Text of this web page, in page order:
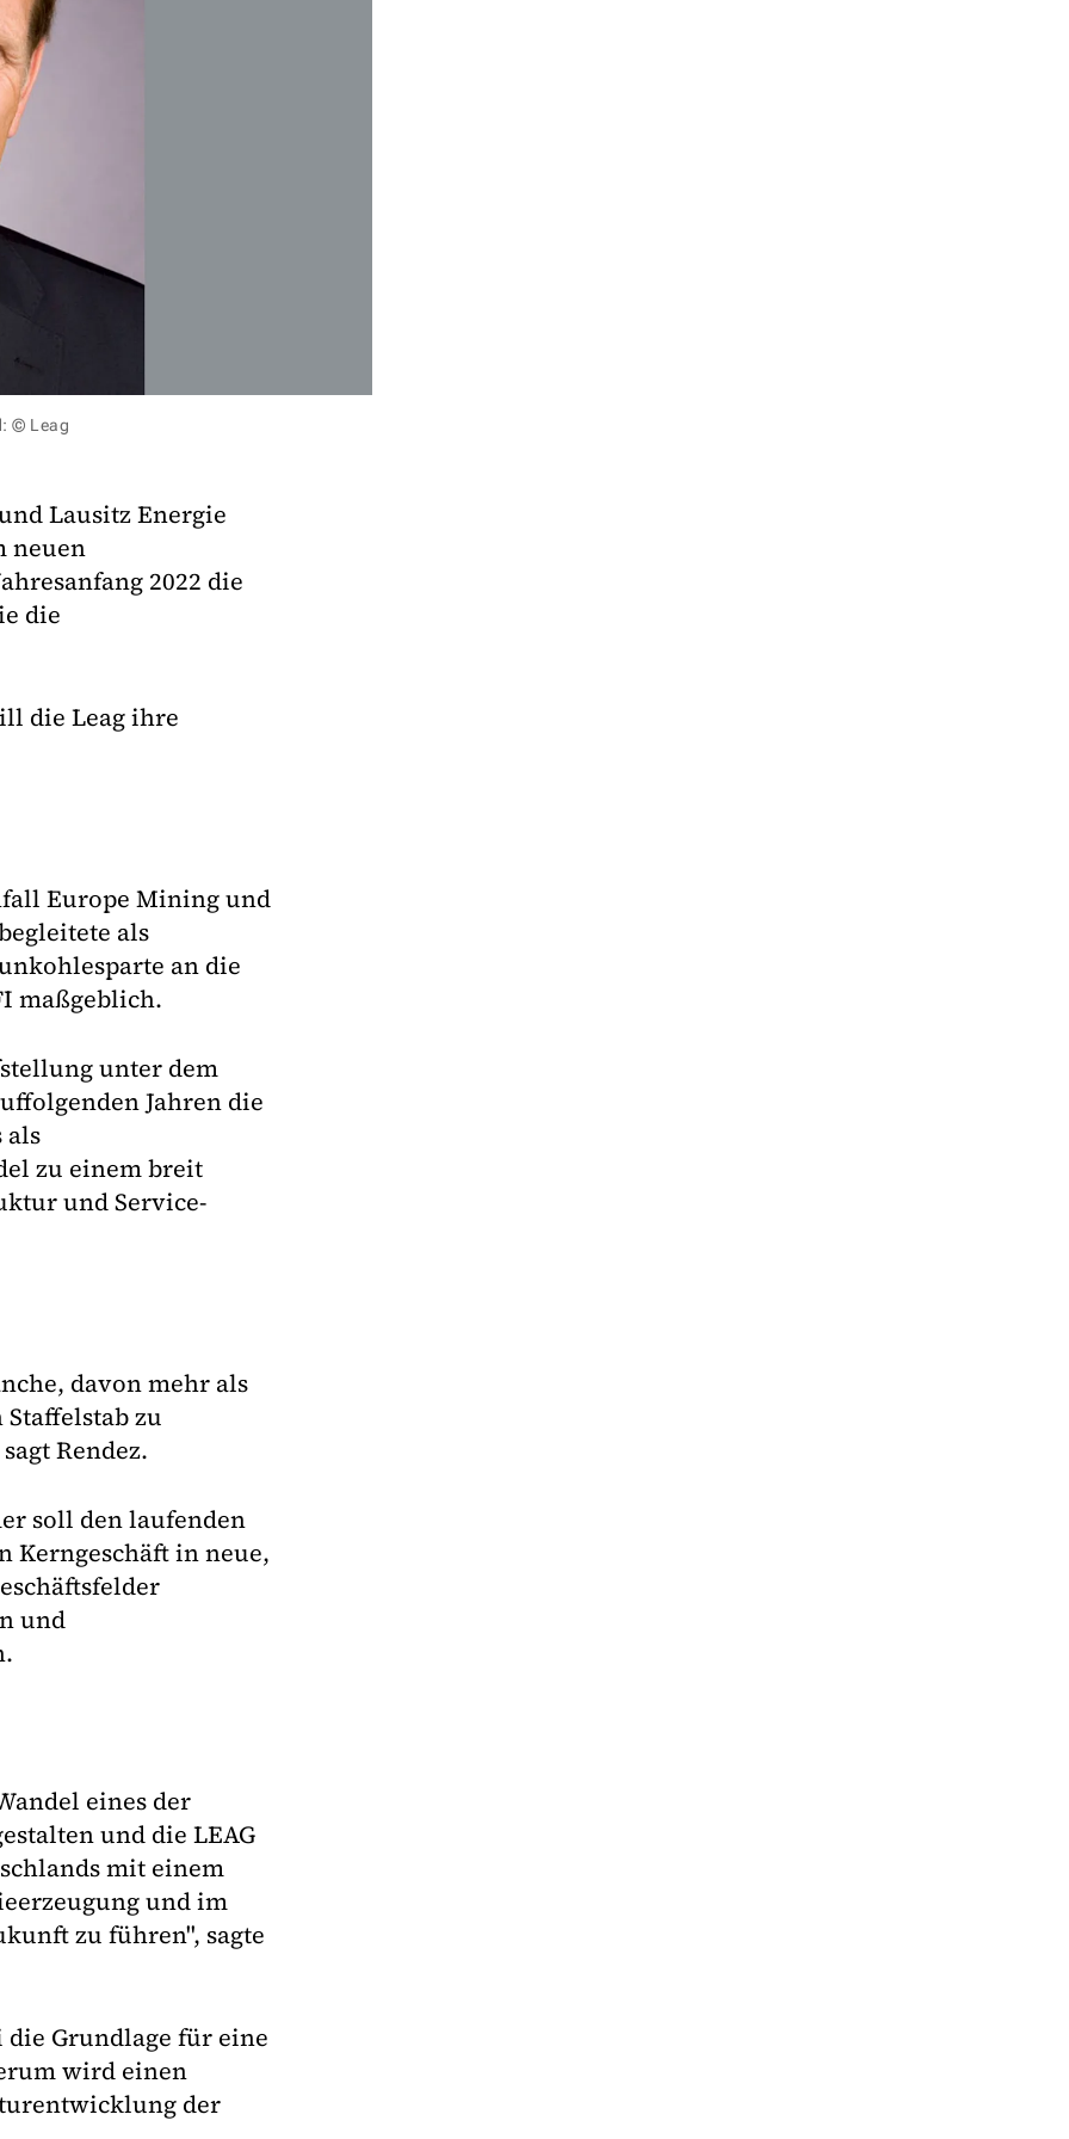
© Leag
Lausitz Energie
neuen
2022 die
die
die Leag ihre
Europe Mining und
als
an die
maßgeblich.
unter dem
Jahren die
als
zu einem breit
und Service-
davon mehr als
Staffelstab zu
Rendez.
soll den laufenden
Kerngeschäft in neue,
und
eines der
und die LEAG
mit einem
und im
zu führen", sagte
Grundlage für eine
wird einen
der